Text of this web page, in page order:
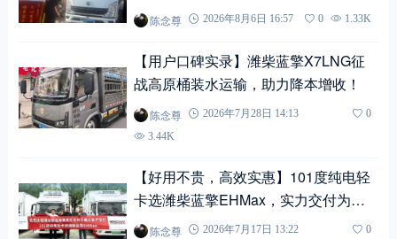
陈念尊 2026年8月6日 16:57 0 1.33K
【用户口碑实录】潍柴蓝擎X7LNG征
战高原桶装水运输，助力降本增收！
陈念尊 2026年7月28日 14:13
0
3.44K
【好用不贵，高效实惠】101度纯电轻
卡选潍柴蓝擎EHMax，实力交付为苏
州冷链注入高效运力！
陈念尊 2026年7月17日 13:22
0